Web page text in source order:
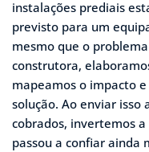
instalações prediais
previsto para um
mesmo que o
construtora,
mapeamos o impacto
solução. Ao enviar isso
cobrados, invertemos
passou a confiar ainda